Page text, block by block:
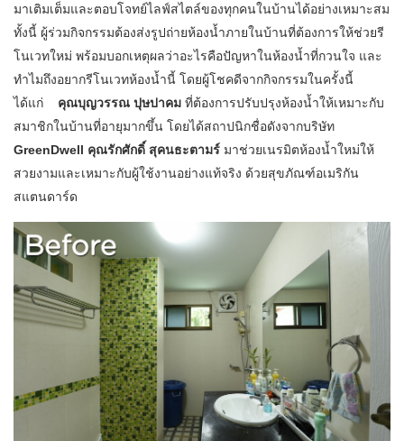
มาเติมเต็มและตอบโจทย์ไลฟ์สไตล์ของทุกคนในบ้านได้อย่างเหมาะสม
ทั้งนี้ ผู้ร่วมกิจกรรมต้องส่งรูปถ่ายห้องน้ำภายในบ้านที่ต้องการให้ช่วยรี
โนเวทใหม่ พร้อมบอกเหตุผลว่าอะไรคือปัญหาในห้องน้ำที่กวนใจ และ
ทำไมถึงอยากรีโนเวทห้องน้ำนี้ โดยผู้โชคดีจากกิจกรรมในครั้งนี้
ได้แก่ คุณบุญวรรณ ปุษปาคม ที่ต้องการปรับปรุงห้องน้ำให้เหมาะกับ
สมาชิกในบ้านที่อายุมากขึ้น โดยได้สถาปนิกชื่อดังจากบริษัท
GreenDwell คุณรักศักดิ์ สุคนธะตามร์ มาช่วยเนรมิตห้องน้ำใหม่ให้
สวยงามและเหมาะกับผู้ใช้งานอย่างแท้จริง ด้วยสุขภัณฑ์อเมริกัน
สแตนดาร์ด